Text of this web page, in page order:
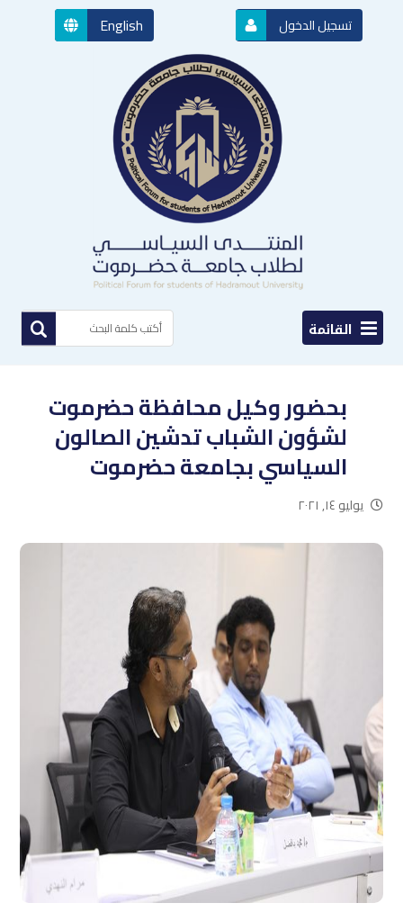
English تسجيل الدخول
القائمة
بحضور وكيل محافظة حضرموت
لشؤون الشباب تدشين الصالون
السياسي بجامعة حضرموت
يوليو ١٤, ٢٠٢١